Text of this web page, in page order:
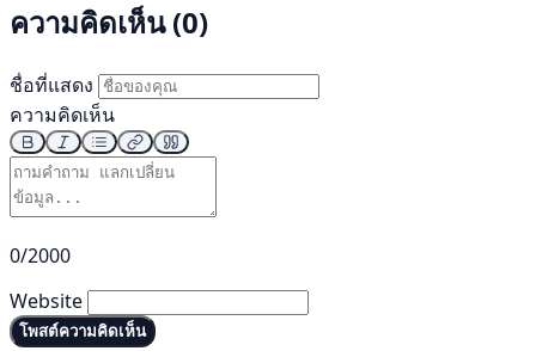
ความคิดเห็น (0)
ชื่อที่แสดง
ความคิดเห็น
0/2000
Website
โพสต์ความคิดเห็น